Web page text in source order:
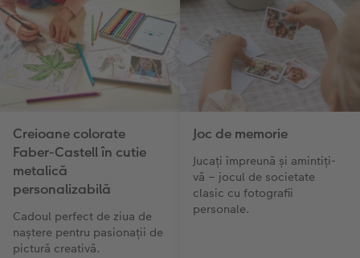
Creioane colorate
Faber-Castell în cutie
metalică
personalizabilă
Cadoul perfect de ziua de
naștere pentru pasionații de
pictură creativă.
Joc de memorie
Jucați împreună și amintiți-
vă – jocul de societate
clasic cu fotografii
personale.